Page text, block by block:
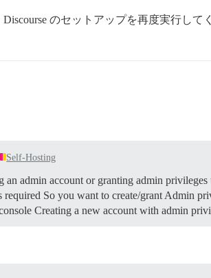
のセットアップを再度実行して
Self-Hosting
admin account or granting admin
required So you want to create/grant Admin
Creating a new account with admin